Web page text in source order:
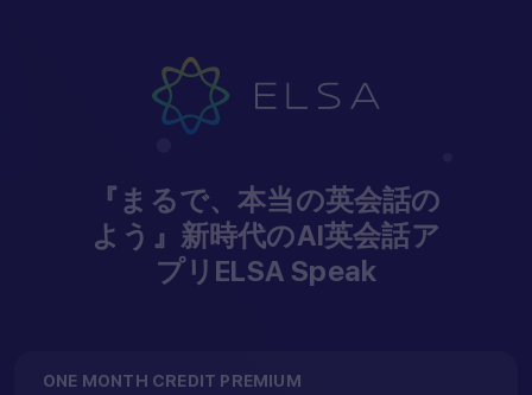
『まるで、本当の英会話の
よう』新時代のAI英会話ア
プリELSA Speak
ONE MONTH CREDIT PREMIUM
Hey...